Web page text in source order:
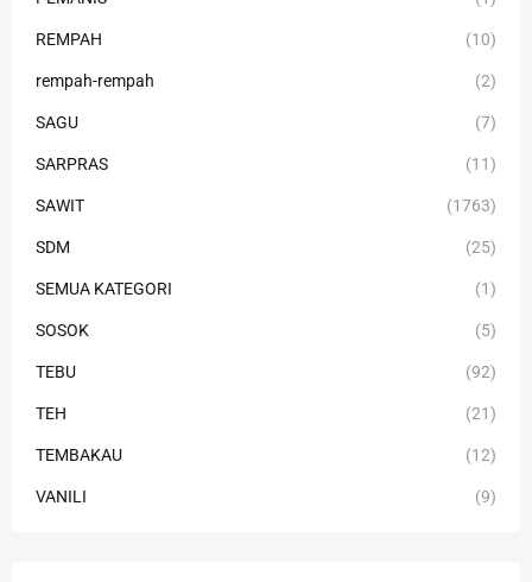
REMPAH (10)
rempah-rempah (2)
SAGU (7)
SARPRAS (11)
SAWIT (1763)
SDM (25)
SEMUA KATEGORI (1)
SOSOK (5)
TEBU (92)
TEH (21)
TEMBAKAU (12)
VANILI (9)